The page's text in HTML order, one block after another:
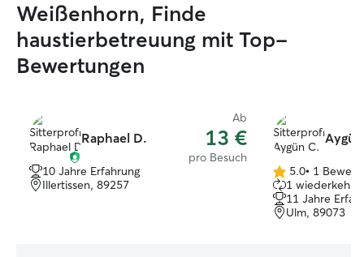
Weißenhorn, Finde
haustierbetreuung mit Top-
Bewertungen
Raphael D.
Ab
13 €
pro Besuch
10 Jahre Erfahrung
Illertissen, 89257
5.0
von
5
Sternen
5.0• 1
1
11 Jahre
Ulm, 89073